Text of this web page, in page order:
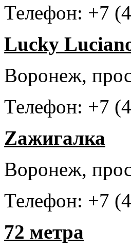
Телефон: +7
Lucky
Воронеж,
Телефон: +7
Zажигалка
Воронеж,
Телефон: +7
72 метра